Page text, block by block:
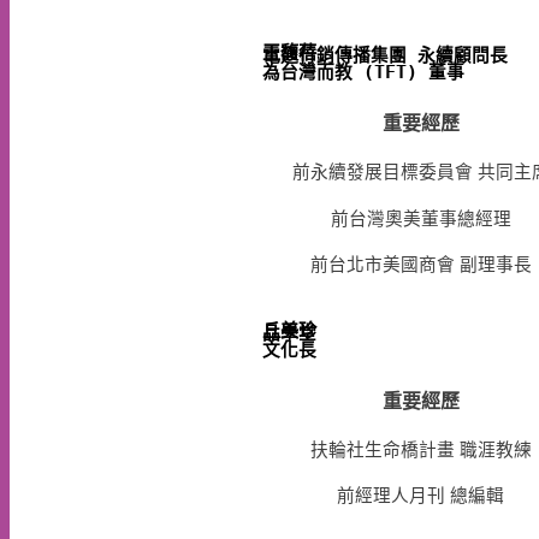
王馥蓓
電通行銷傳播集團
永續顧問長
為台灣而教 (TFT) 董事
重要經歷
前永續發展目標委員會 共同主
前台灣奧美董事總經理
前台北市美國商會 副理事長
丘美珍
品學堂
文化長
重要經歷
扶輪社生命橋計畫 職涯教練
前經理人月刊 總編輯